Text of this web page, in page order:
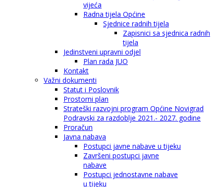
vijeća
Radna tijela Općine
Sjednice radnih tijela
Zapisnici sa sjednica radnih
tijela
Jedinstveni upravni odjel
Plan rada JUO
Kontakt
Važni dokumenti
Statut i Poslovnik
Prostorni plan
Strateški razvojni program Općine Novigrad
Podravski za razdoblje 2021.- 2027. godine
Proračun
Javna nabava
Postupci javne nabave u tijeku
Završeni postupci javne
nabave
Postupci jednostavne nabave
u tijeku